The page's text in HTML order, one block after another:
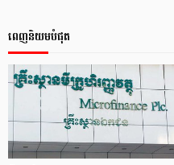
ពេញនិយមបំផុត